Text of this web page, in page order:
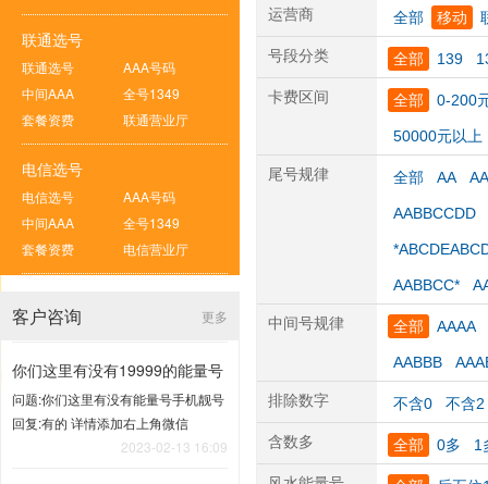
联通选号
联通选号
AAA号码
中间AAA
全号1349
套餐资费
联通营业厅
电信选号
电信选号
AAA号码
中间AAA
全号1349
套餐资费
电信营业厅
更多
客户咨询
你们这里有没有19999的能量号
问题:你们这里有没有能量号手机靓号
回复:有的 详情添加右上角微信
2023-02-13 16:09
运营商 全部 移动
号段分类 全部 139
卡费区间 全部 0-200
50000元以上
尾号规律 全部 AA
AABBCCDD
AABBCC*
中间号规律 全部 AAAA
AABBB
排除数字 不含0 不含2
含数多 全部 0多 1